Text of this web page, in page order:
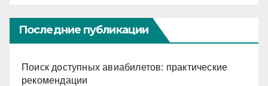
Последние публикации
Поиск доступных авиабилетов: практические
рекомендации